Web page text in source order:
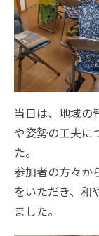
当日は、地域の
や姿勢の工夫に
た。
参加者の方々か
をいただき、和
ました。